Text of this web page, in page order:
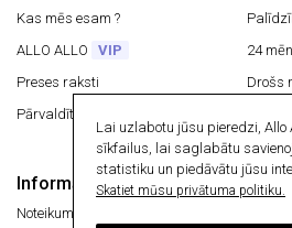
Kas mēs esam ?
ALLO ALLO
VIP
Preses raksti
Pārvaldīt manus sīkfailus
24
Drošs
Informācija
Noteikumi un nosacījumi
Lai uzlabotu jūsu pieredzi,
sīkfailus, lai saglabātu
statistiku un piedāvātu jūsu
Skatiet mūsu privātuma politiku.